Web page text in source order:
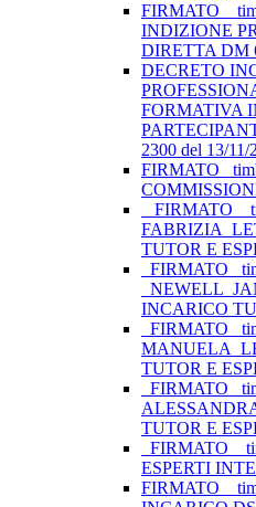
FIRMATO _
INDIZIONE
DIRETTA DM
DECRETO
FORMATIVA
2300 del 13/11/
FIRMATO_
_ FIRMATO
TUTOR E
_FIRMATO
INCARICO
_FIRMATO
TUTOR E
_FIRMATO
TUTOR E
_FIRMATO _
ESPERTI